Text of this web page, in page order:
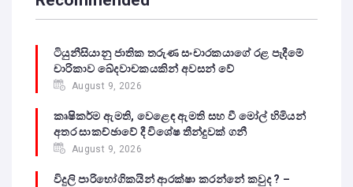
ටියුනීසියානු ජාතික තරුණ සංචාරකයාගේ රළ පැදීමේ
චාරිකාව ඛේදවාචකයකින් අවසන් වේ‍
August 9, 2026
කෘෂිකර්ම ඇමති, වෙළෙඳ ඇමති සහ වී මෝල් හිමියන්
අතර සාකච්ඡාවේ දී විශේෂ තීන්දුවක් ගනී
August 9, 2026
විදුලි පාරිභෝගිකයින් ආරක්ෂා කරන්නේ කවුද ? –